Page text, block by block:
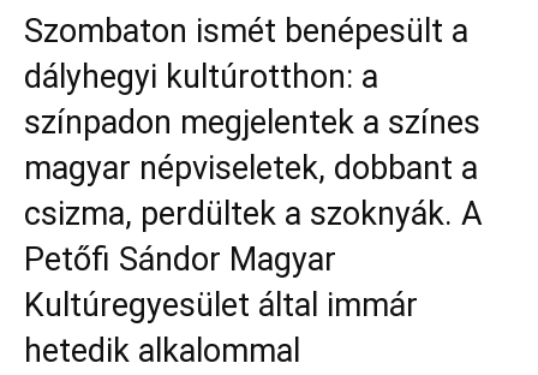
Szombaton ismét benépesült a
dályhegyi kultúrotthon: a
színpadon megjelentek a színes
magyar népviseletek, dobbant a
csizma, perdültek a szoknyák. A
Petőfi Sándor Magyar
Kultúregyesület által immár
hetedik alkalommal